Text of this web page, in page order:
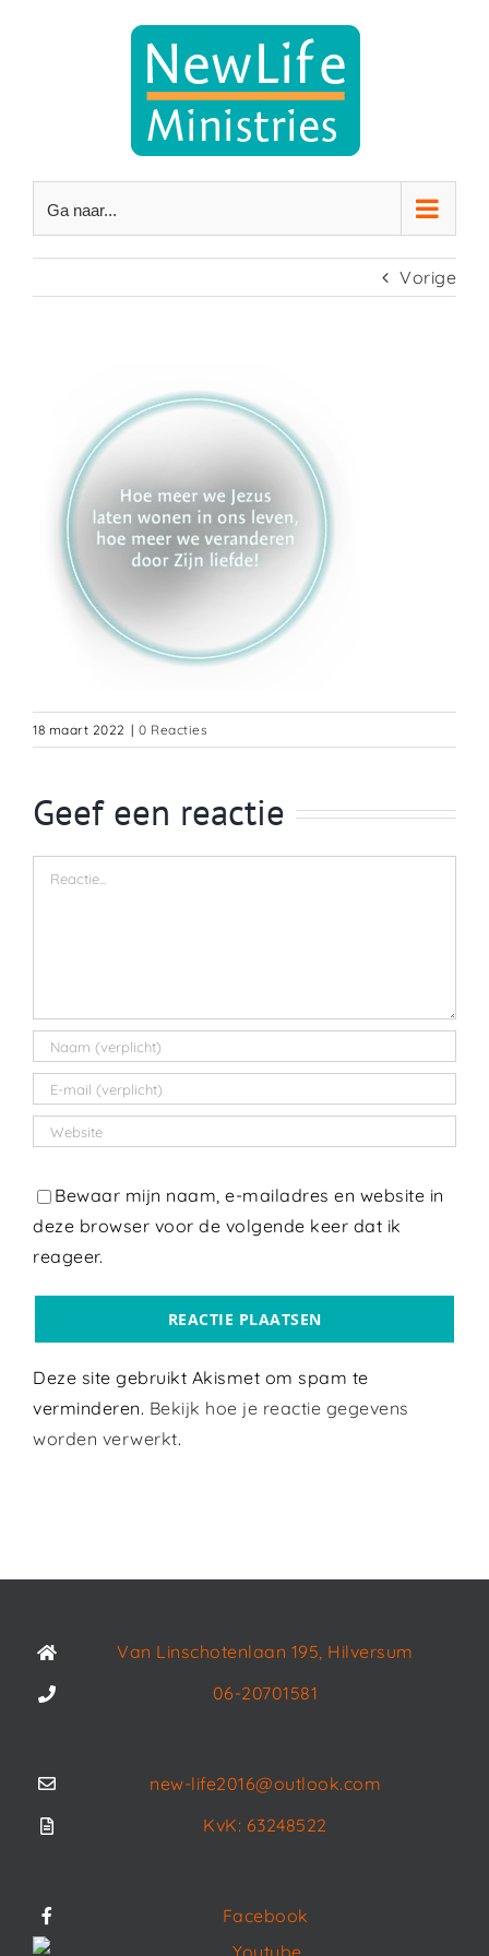
Ga naar...
Vorige
18 maart 2022 | 0 Reacties
Geef een reactie
Reactie
Bewaar mijn naam, e-mailadres en website in
deze browser voor de volgende keer dat ik
reageer.
Deze site gebruikt Akismet om spam te
verminderen. Bekijk hoe je reactie gegevens
worden verwerkt.
Van Linschotenlaan 195, Hilversum
06-20701581
new-life2016@outlook.com
KvK: 63248522
Facebook